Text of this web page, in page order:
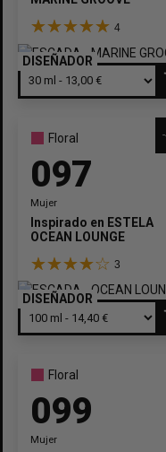
4
DISEÑADOR
Floral
097
Mujer
Inspirado en ESTELA
OCEAN LOUNGE
3
DISEÑADOR
Floral
099
Mujer